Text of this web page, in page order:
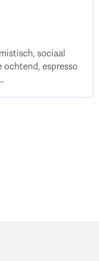
sociaal
ochtend, espresso